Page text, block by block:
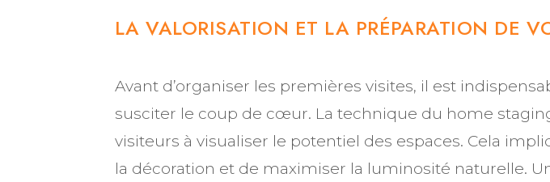
LA VALORISATION ET LA PRÉPARATION DE
Avant d’organiser les premières visites, il est
susciter le coup de cœur. La technique du home
visiteurs à visualiser le potentiel des espaces. Cela
la décoration et de maximiser la luminosité naturelle.